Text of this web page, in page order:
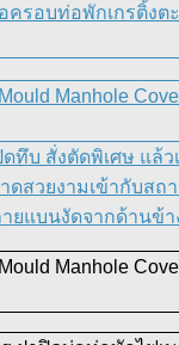
สั่งตัดพิเศษ แล้วเ
ดสวยงามเข้ากับส
แบนงัดจากด้านข้า